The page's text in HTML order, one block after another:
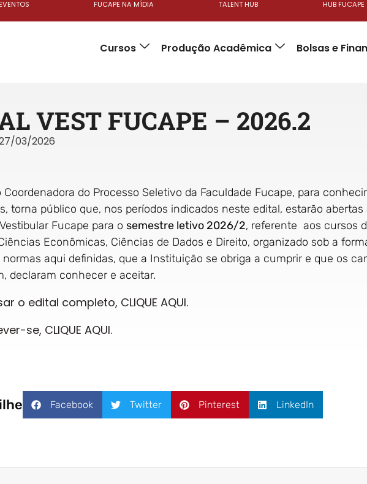
FUCAPE NA MÍDIA TALENT HUB HUB FUCAPE
Cursos Produção Acadêmica Bolsas e
VEST FUCAPE – 2026.2
03/2026
Coordenadora do Processo Seletivo da Faculdade Fucape, para
torna público que, nos períodos indicados neste edital, estarão
Fucape para o semestre letivo 2026/2, referente aos cursos
Econômicas, Ciências de Dados e Direito, organizado sob a
aqui definidas, que a Instituição se obriga a cumprir e que os
declaram conhecer e aceitar.
o edital completo, CLIQUE AQUI.
se, CLIQUE AQUI.
Facebook Twitter Pinterest LinkedIn